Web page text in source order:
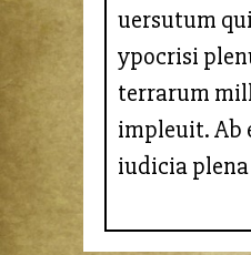
uersutum
ypocrisi
terrarum
impleuit. Ab
iudicia